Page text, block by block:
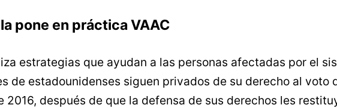
pone en práctica VAAC
estrategias que ayudan a las personas afectadas por el
de estadounidenses siguen privados de su derecho al voto
después de que la defensa de sus derechos les